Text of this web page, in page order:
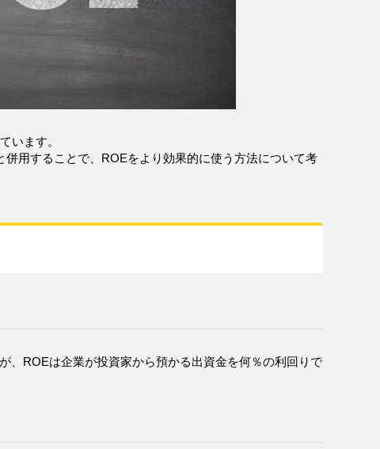
います。
用することで、ROEをより効果的に使う方法について考
、ROEは企業が投資家から預かる出資金を何％の利回りで